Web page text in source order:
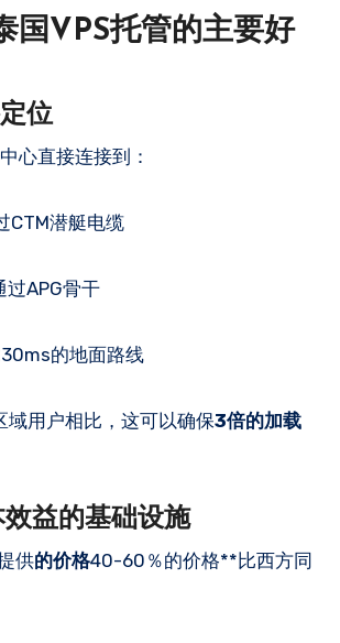
国VPS托管的主要好
位
心直接连接到：
CTM潜艇电缆
过APG骨干
的地面路线
用户相比，这可以确保3倍的加载
效益的基础设施
供的价格40-60％的价格**比西方同